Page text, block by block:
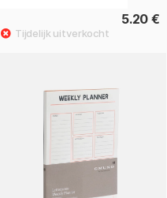
5.20 €